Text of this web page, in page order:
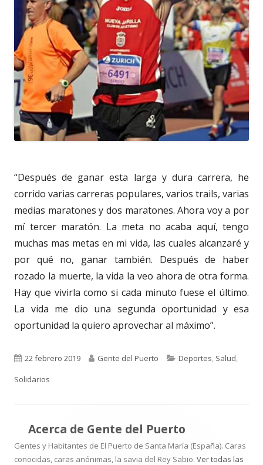
“Después de ganar esta larga y dura carrera, he
corrido varias carreras populares, varios trails, varias
medias maratones y dos maratones. Ahora voy a por
mí tercer maratón. La meta no acaba aquí, tengo
muchas mas metas en mi vida, las cuales alcanzaré y
por qué no, ganar también. Después de haber
rozado la muerte, la vida la veo ahora de otra forma.
Hay que vivirla como si cada minuto fuese el último.
La vida me dio una segunda oportunidad y esa
oportunidad la quiero aprovechar al máximo”.
Publicado
el
22 febrero 2019 Autor
Gente del Puerto Categorías
Deportes, Salud,
Solidarios
Acerca de Gente del Puerto
Gentes y Habitantes de El Puerto de Santa María (España). Caras
conocidas, caras anónimas, la savia del Rey Sabio. Ver todas las